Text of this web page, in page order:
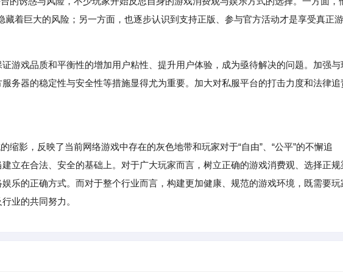
藏着巨大的风险；另一方面，也逐步认识到支持正版、参与官方活动才是享受真正游
游戏品质和平衡性的增加用户粘性、提升用户体验，成为亟待解决的问题。加强与
务器的稳定性与安全性等措施显得尤为重要。加大对私服平台的打击力度和法律追
影，反映了当前网络游戏中存在的灰色地带和玩家对于“自由”、“公平”的不懈追
立在合法、安全的基础上。对于广大玩家而言，树立正确的游戏消费观、选择正规
乐的正确方式。而对于整个行业而言，构建更加健康、规范的游戏环境，既需要玩
业的共同努力。